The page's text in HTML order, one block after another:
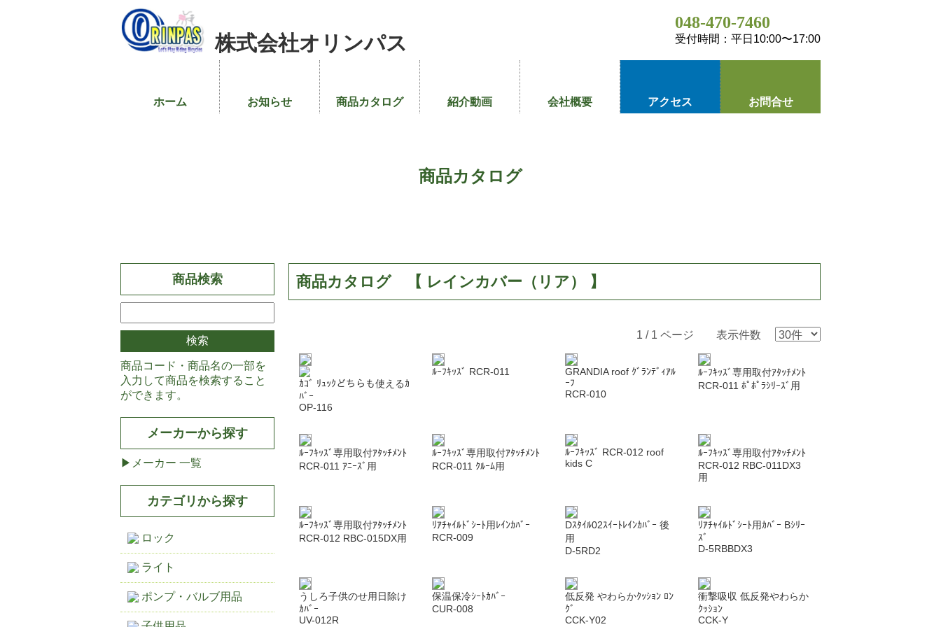
株式会社オリンパス
048-470-7460
受付時間：平日10:00〜17:00
ホーム お知らせ 商品カタログ 紹介動画 会社概要 アクセス お問合せ
商品カタログ
商品検索
商品コード・商品名の一部を
入力して商品を検索すること
ができます。
メーカーから探す
メーカー 一覧
カテゴリから探す
ロック
ライト
ポンプ・バルブ用品
商品カタログ 【 レインカバー（リア） 】
1 / 1 ページ 表示件数
ｶｺﾞ ﾘｭｯｸどちらも使えるｶ
ﾊﾞｰ
OP-116
ﾙｰﾌｷｯｽﾞ RCR-011
GRANDIA roof ｸﾞﾗﾝﾃﾞｨｱﾙ
ｰﾌ
RCR-010
ﾙｰﾌｷｯｽﾞ専用取付ｱﾀｯﾁﾒﾝﾄ
RCR-011 ﾎﾟﾎﾟﾗｼﾘｰｽﾞ用
ﾙｰﾌｷｯｽﾞ専用取付ｱﾀｯﾁﾒﾝﾄ
RCR-011 ｱﾆｰｽﾞ用
ﾙｰﾌｷｯｽﾞ専用取付ｱﾀｯﾁﾒﾝﾄ
RCR-011 ｸﾙｰﾑ用
ﾙｰﾌｷｯｽﾞ RCR-012 roof
kids C
ﾙｰﾌｷｯｽﾞ専用取付ｱﾀｯﾁﾒﾝﾄ
RCR-012 RBC-011DX3
用
ﾙｰﾌｷｯｽﾞ専用取付ｱﾀｯﾁﾒﾝﾄ
RCR-012 RBC-015DX用
ﾘｱﾁｬｲﾙﾄﾞｼｰﾄ用ﾚｲﾝｶﾊﾞｰ
RCR-009
Dｽﾀｲﾙ02ｽｲｰﾄﾚｲﾝｶﾊﾞｰ 後
用
D-5RD2
ﾘｱﾁｬｲﾙﾄﾞｼｰﾄ用ｶﾊﾞｰ Bｼﾘｰ
ｽﾞ
D-5RBBDX3
うしろ子供のせ用日除け
ｶﾊﾞｰ
UV-012R
保温保冷ｼｰﾄｶﾊﾞｰ
CUR-008
低反発 やわらかｸｯｼｮﾝ ﾛﾝ
ｸﾞ
CCK-Y02
衝撃吸収 低反発やわらか
ｸｯｼｮﾝ
CCK-Y